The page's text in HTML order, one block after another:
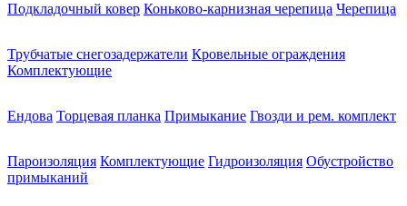
Подкладочный ковер Коньково-карнизная черепица Черепица
Трубчатые снегозадержатели Кровельные ограждения
Комплектующие
Ендова Торцевая планка Примыкание Гвозди и рем. комплект
Пароизоляция Комплектующие Гидроизоляция Обустройство
примыканий